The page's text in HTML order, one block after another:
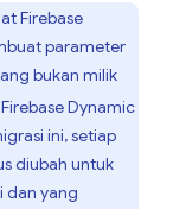
Firebase
parameter
bukan milik
Dynamic
ini, setiap
diubah untuk
dan yang